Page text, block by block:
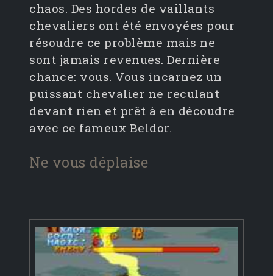
chaos. Des hordes de vaillants
chevaliers ont été envoyées pour
résoudre ce problème mais ne
sont jamais revenues. Dernière
chance: vous. Vous incarnez un
puissant chevalier ne reculant
devant rien et prêt à en découdre
avec ce fameux Beldor.
Ne vous déplaise